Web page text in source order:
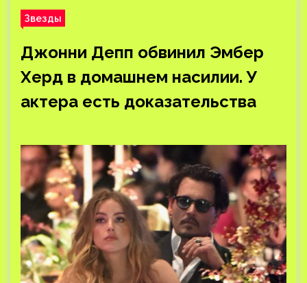
Звезды
Джонни Депп обвинил Эмбер
Херд в домашнем насилии. У
актера есть доказательства